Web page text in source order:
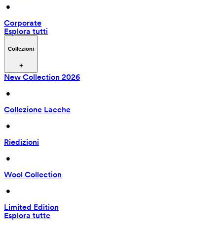
•
Corporate
Esplora tutti
Collezioni
New Collection 2026
•
Collezione Lacche
•
Riedizioni
•
Wool Collection
•
Limited Edition
Esplora tutte